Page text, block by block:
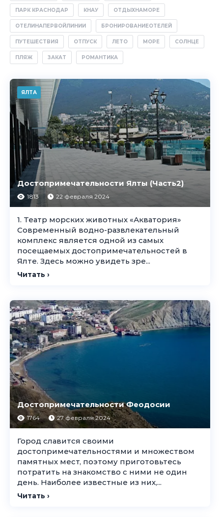
ПАРК КРАСНОДАР КНАУ ОТДЫХНАМОРЕ
ОТЕЛИНАПЕРВОЙЛИНИИ БРОНИРОВАНИЕОТЕЛЕЙ
ПУТЕШЕСТВИЯ ОТПУСК ЛЕТО МОРЕ СОЛНЦЕ
ПЛЯЖ ЗАКАТ РОМАНТИКА
ЯЛТА
Достопримечательности Ялты (Часть2)
1813 22 февраля 2024
1. Театр морских животных «Акватория»
Современный водно-развлекательный
комплекс является одной из самых
посещаемых достопримечательностей в
Ялте. Здесь можно увидеть зре...
Читать ›
Достопримечательности Феодосии
1764 27 февраля 2024
Город славится своими
достопримечательностями и множеством
памятных мест, поэтому приготовьтесь
потратить на знакомство с ними не один
день. Наиболее известные из них,...
Читать ›